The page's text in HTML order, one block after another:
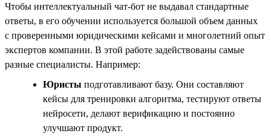
Чтобы интеллектуальный чат-бот не выдавал стандартные
ответы, в его обучении используется большой объем данных
с проверенными юридическими кейсами и многолетний опыт
экспертов компании. В этой работе задействованы самые
разные специалисты. Например:
Юристы подготавливают базу. Они составляют
кейсы для тренировки алгоритма, тестируют ответы
нейросети, делают верификацию и постоянно
улучшают продукт.